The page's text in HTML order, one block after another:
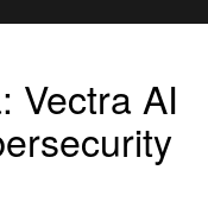
Vectra AI